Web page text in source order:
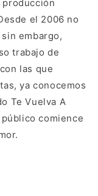
producción
el 2006 no
embargo,
trabajo de
las que
ya conocemos
Te Vuelva A
comience